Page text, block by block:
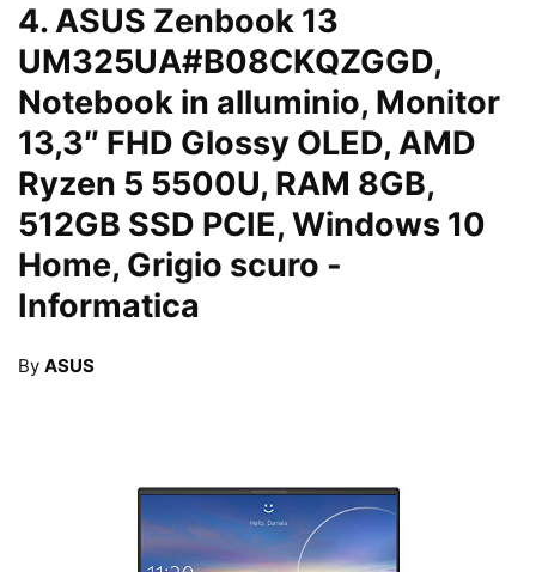
4.ASUS Zenbook 13
UM325UA#B08CKQZGGD,
Notebook in alluminio, Monitor
13,3″ FHD Glossy OLED, AMD
Ryzen 5 5500U, RAM 8GB,
512GB SSD PCIE, Windows 10
Home, Grigio scuro -
Informatica
By ASUS